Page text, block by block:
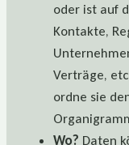
oder ist auf
Kontakte,
Verträge,
ordne sie
Wo? Daten